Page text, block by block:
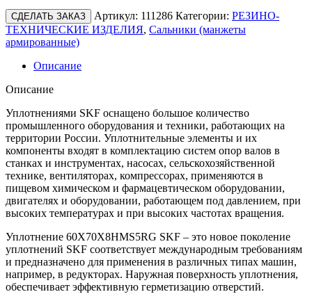
СДЕЛАТЬ ЗАКАЗ Артикул: 111286 Категории: РЕЗИНО-
ТЕХНИЧЕСКИЕ ИЗДЕЛИЯ, Сальники (манжеты
армированные)
Описание
Описание
Уплотнениями SKF оснащено большое количество
промышленного оборудования и техники, работающих на
территории России. Уплотнительные элементы и их
компоненты входят в комплектацию систем опор валов в
станках и инструментах, насосах, сельскохозяйственной
технике, вентиляторах, компрессорах, применяются в
пищевом химическом и фармацевтическом оборудовании,
двигателях и оборудовании, работающем под давлением, при
высоких температурах и при высоких частотах вращения.
Уплотнение 60X70X8HMS5RG SKF – это новое поколение
уплотнений SKF соответствует международным требованиям
и предназначено для применения в различных типах машин,
например, в редукторах. Наружная поверхность уплотнения,
обеспечивает эффективную герметизацию отверстий.